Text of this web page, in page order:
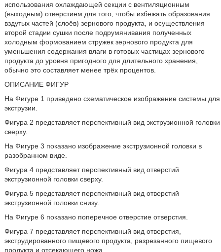
использования охлаждающей секции с вентиляционным
(выходным) отверстием для того, чтобы избежать образования
вздутых частей (слоёв) зернового продукта, и осуществления
второй стадии сушки после подрумянивания полученных
холодным формованием стружек зернового продукта для
уменьшения содержания влаги в готовых частицах зернового
продукта до уровня пригодного для длительного хранения,
обычно это составляет менее трёх процентов.
ОПИСАНИЕ ФИГУР
На Фигуре 1 приведено схематическое изображение системы для
экструзии.
Фигура 2 представляет перспективный вид экструзионной головки
сверху.
На Фигуре 3 показано изображение экструзионной головки в
разобранном виде.
Фигура 4 представляет перспективный вид отверстий
экструзионной головки сверху.
Фигура 5 представляет перспективный вид отверстий
экструзионной головки снизу.
На Фигуре 6 показано поперечное отверстие отверстия.
Фигура 7 представляет перспективный вид отверстия,
экструдированного пищевого продукта, разрезанного пищевого
продукта и отсекающего ножа.